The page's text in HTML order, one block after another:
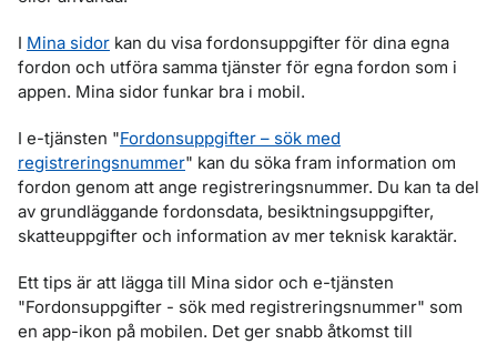
I Mina sidor kan du visa fordonsuppgifter för dina egna
fordon och utföra samma tjänster för egna fordon som i
appen. Mina sidor funkar bra i mobil.
I e-tjänsten "Fordonsuppgifter – sök med
registreringsnummer" kan du söka fram information om
fordon genom att ange registreringsnummer. Du kan ta del
av grundläggande fordonsdata, besiktningsuppgifter,
skatteuppgifter och information av mer teknisk karaktär.
Ett tips är att lägga till Mina sidor och e-tjänsten
"Fordonsuppgifter - sök med registreringsnummer" som
en app-ikon på mobilen. Det ger snabb åtkomst till